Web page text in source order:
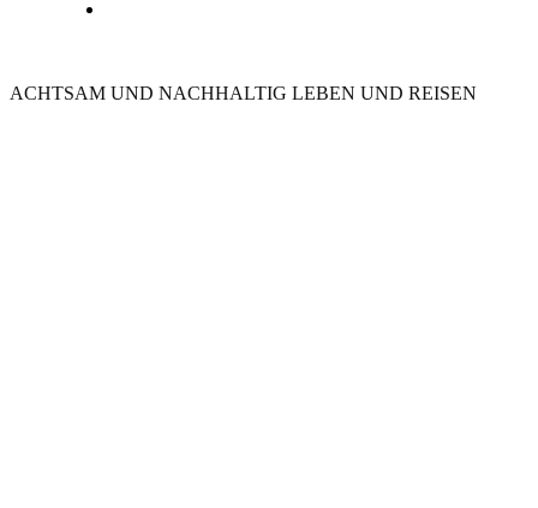
ACHTSAM UND NACHHALTIG LEBEN UND REISEN